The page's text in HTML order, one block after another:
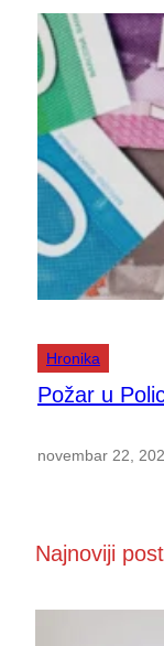
Hronika
Požar u
novembar 22,
Najnoviji